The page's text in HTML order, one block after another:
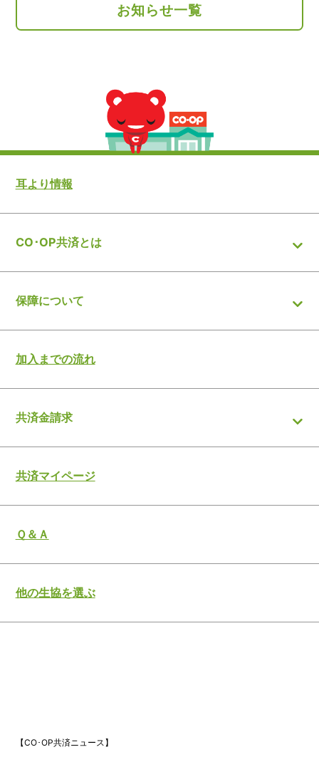
お知らせ一覧
耳より情報
CO･OP共済とは
保障について
加入までの流れ
共済金請求
共済マイページ
Ｑ＆Ａ
他の生協を選ぶ
【CO･OP共済ニュース】